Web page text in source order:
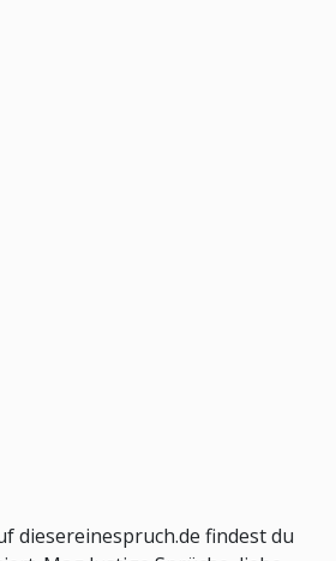
diesereinespruch.de findest du